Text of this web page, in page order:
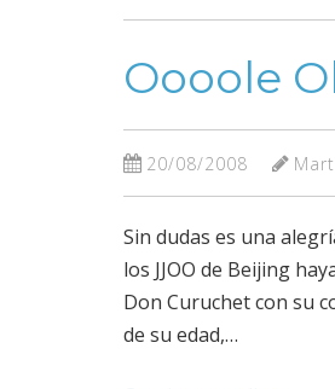
Oooole
20/08/2008
Sin dudas es una
los JJOO de Beijing
Don Curuchet con su
de su edad,…